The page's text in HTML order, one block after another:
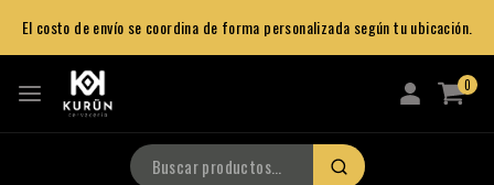
El costo de envío se coordina de forma personalizada según tu ubicación.
0